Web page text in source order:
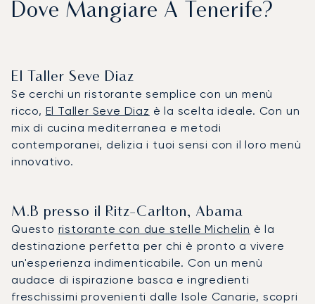
Dove Mangiare A Tenerife?
El Taller Seve Diaz
Se cerchi un ristorante semplice con un menù
ricco, El Taller Seve Diaz è la scelta ideale. Con un
mix di cucina mediterranea e metodi
contemporanei, delizia i tuoi sensi con il loro menù
innovativo.
M.B presso il Ritz-Carlton, Abama
Questo ristorante con due stelle Michelin è la
destinazione perfetta per chi è pronto a vivere
un'esperienza indimenticabile. Con un menù
audace di ispirazione basca e ingredienti
freschissimi provenienti dalle Isole Canarie, scopri